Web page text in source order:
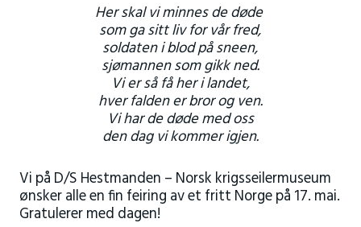
Her skal vi minnes de døde
som ga sitt liv for vår fred,
soldaten i blod på sneen,
sjømannen som gikk ned.
Vi er så få her i landet,
hver falden er bror og ven.
Vi har de døde med oss
den dag vi kommer igjen.
Vi på D/S Hestmanden – Norsk krigsseilermuseum
ønsker alle en fin feiring av et fritt Norge på 17. mai.
Gratulerer med dagen!